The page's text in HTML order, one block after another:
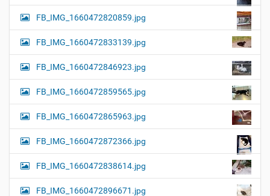
FB_IMG_1660472820859.jpg
FB_IMG_1660472833139.jpg
FB_IMG_1660472846923.jpg
FB_IMG_1660472859565.jpg
FB_IMG_1660472865963.jpg
FB_IMG_1660472872366.jpg
FB_IMG_1660472838614.jpg
FB_IMG_1660472896671.jpg